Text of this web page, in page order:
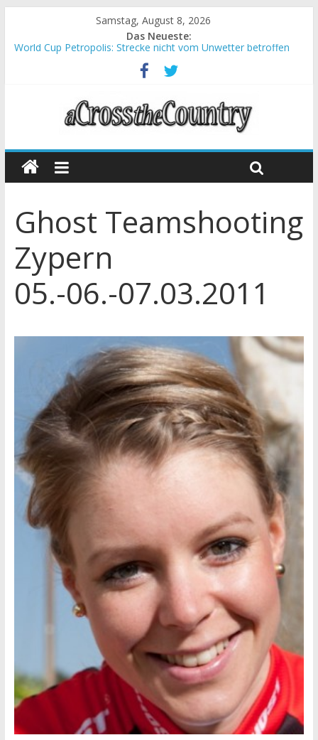
Samstag, August 8, 2026
Das Neueste:
World Cup Petropolis: Strecke nicht vom Unwetter betroffen
Krumbach und Obergessertshausen: Mountainbike-Bundesliga
Supercup Massi Banyoles: Siege für Carod und Richards
Halbzeit beim Andalucia Bike Race: Weltmeister Seewald führt
Chelva: Schweizer Doppelsieg beim ersten XCO-Rennen der
Ghost Teamshooting
Zypern
05.-06.-07.03.2011